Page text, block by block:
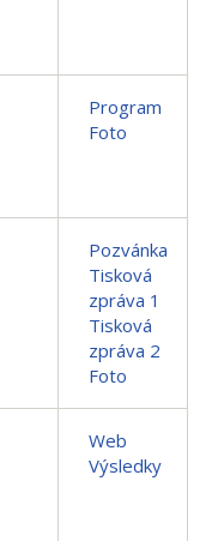
Program
Foto
Pozvánka
Tisková
zpráva 1
Tisková
zpráva 2
Foto
Web
Výsledky